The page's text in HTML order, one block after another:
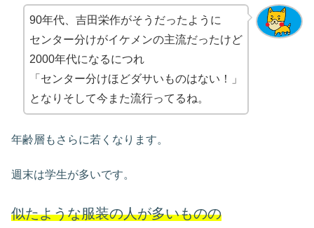
90年代、吉田栄作がそうだったように
センター分けがイケメンの主流だったけど
2000年代になるにつれ
「センター分けほどダサいものはない！」
となりそして今また流行ってるね。
年齢層もさらに若くなります。
週末は学生が多いです。
似たような服装の人が多いものの